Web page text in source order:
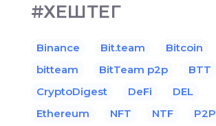
#ХЕШТЕГ
Binance Bit.team
Bitcoin
bitteam
BitTeam p2p
BTT
CryptoDigest
DeFi
DEL
Ethereum
NFT NTF
P2P